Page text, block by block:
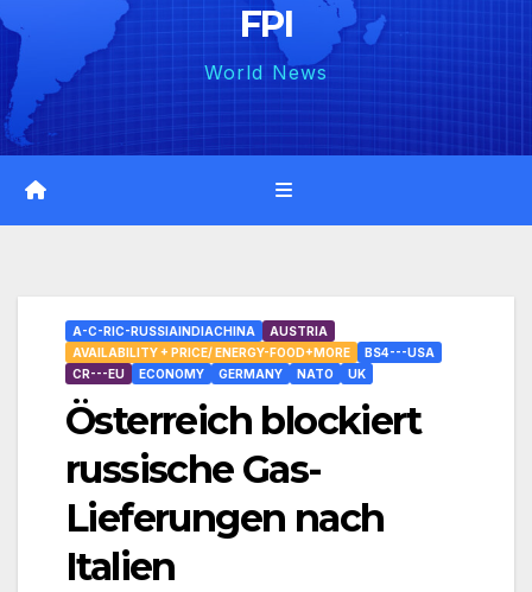
FPI
World News
A-C-RIC-RUSSIAINDIACHINA
AUSTRIA
AVAILABILITY + PRICE/ ENERGY-FOOD+MORE
BS4---USA
CR---EU
ECONOMY GERMANY NATO UK
Österreich blockiert
russische Gas-
Lieferungen nach
Italien